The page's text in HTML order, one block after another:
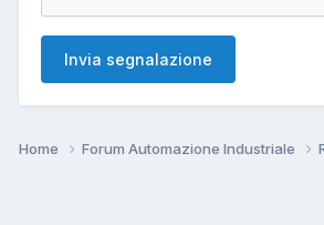
Invia segnalazione
Home Forum Automazione Industriale